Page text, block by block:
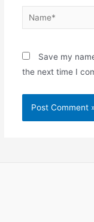
Name*
Save my
the next time I